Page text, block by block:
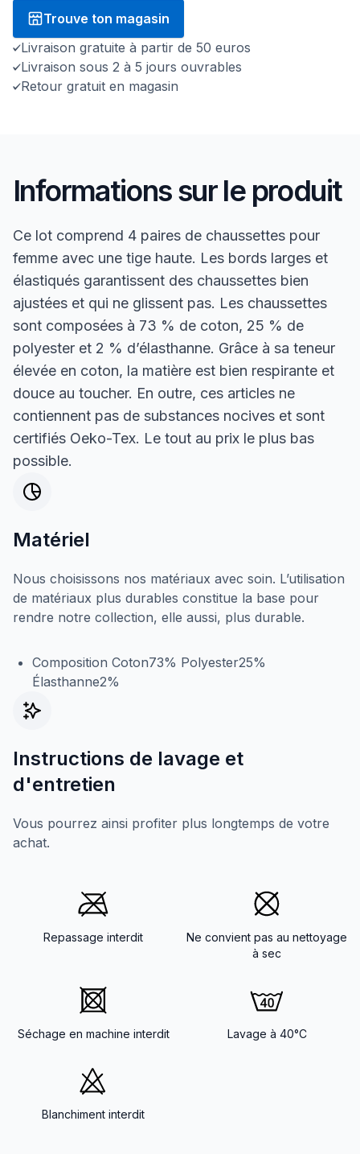
Trouve ton magasin
Livraison gratuite à partir de 50 euros
Livraison sous 2 à 5 jours ouvrables
Retour gratuit en magasin
Informations sur le produit
Ce lot comprend 4 paires de chaussettes pour
femme avec une tige haute. Les bords larges et
élastiqués garantissent des chaussettes bien
ajustées et qui ne glissent pas. Les chaussettes
sont composées à 73 % de coton, 25 % de
polyester et 2 % d’élasthanne. Grâce à sa teneur
élevée en coton, la matière est bien respirante et
douce au toucher. En outre, ces articles ne
contiennent pas de substances nocives et sont
certifiés Oeko-Tex. Le tout au prix le plus bas
possible.
Matériel
Nous choisissons nos matériaux avec soin. L’utilisation
de matériaux plus durables constitue la base pour
rendre notre collection, elle aussi, plus durable.
Composition Coton73% Polyester25%
Élasthanne2%
Instructions de lavage et
d'entretien
Vous pourrez ainsi profiter plus longtemps de votre
achat.
Repassage interdit
Ne convient pas au nettoyage
à sec
Séchage en machine interdit Lavage à 40°C
Blanchiment interdit